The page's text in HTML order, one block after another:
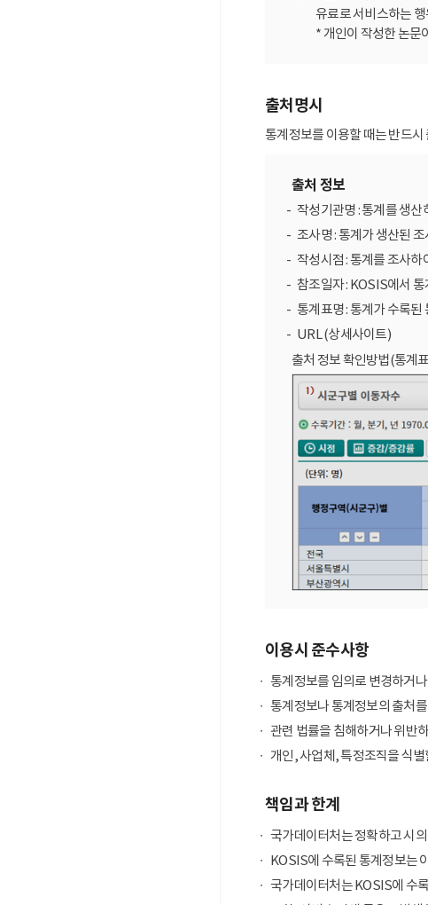
유료로 서비스하는
* 개인이 작성한 논문
출처명시
통계정보를 이용할 때는 반드
출처 정보
작성기관명 : 통계를 생
조사명 : 통계가 생산된 조
작성시점 : 통계를 조사하
참조일자 : KOSIS에서
통계표명 : 통계가 수록된
URL (상세사이트)
출처 정보 확인방법(통계
이용시 준수사항
통계정보를 임의로 변경하거
통계정보나 통계정보의 출처
관련 법률을 침해하거나 위반
개인, 사업체, 특정조직을 식
책임과 한계
국가데이터처는 정확하고 시
KOSIS에 수록된 통계정보는
국가데이터처는 KOSIS에 수